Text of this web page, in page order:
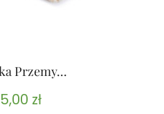
Przemy...
zł